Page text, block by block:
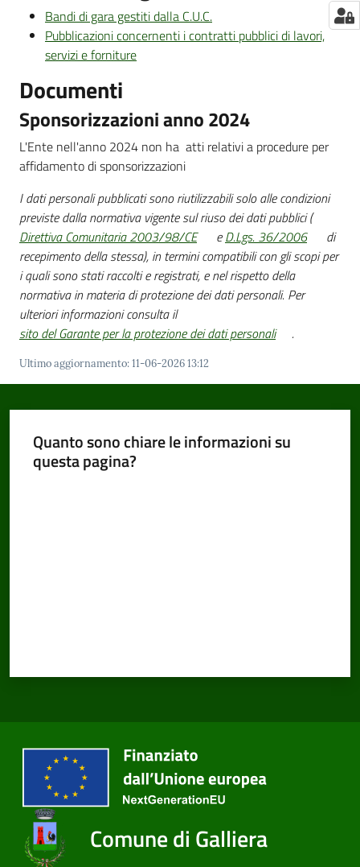
Bandi di gara gestiti dalla C.U.C.
Pubblicazioni concernenti i contratti pubblici di lavori,
servizi e forniture
Documenti
Sponsorizzazioni anno 2024
L'Ente nell'anno 2024 non ha atti relativi a procedure per
affidamento di sponsorizzazioni
I dati personali pubblicati sono riutilizzabili solo alle condizioni
previste dalla normativa vigente sul riuso dei dati pubblici (
Direttiva Comunitaria 2003/98/CE
eD.Lgs. 36/2006
di
recepimento della stessa), in termini compatibili con gli scopi per
i quali sono stati raccolti e registrati, e nel rispetto della
normativa in materia di protezione dei dati personali. Per
ulteriori informazioni consulta il
sito del Garante per la protezione dei dati personali
.
Ultimo aggiornamento:11-06-2026 13:12
Quanto sono chiare le informazioni su
questa pagina?
Comune di Galliera